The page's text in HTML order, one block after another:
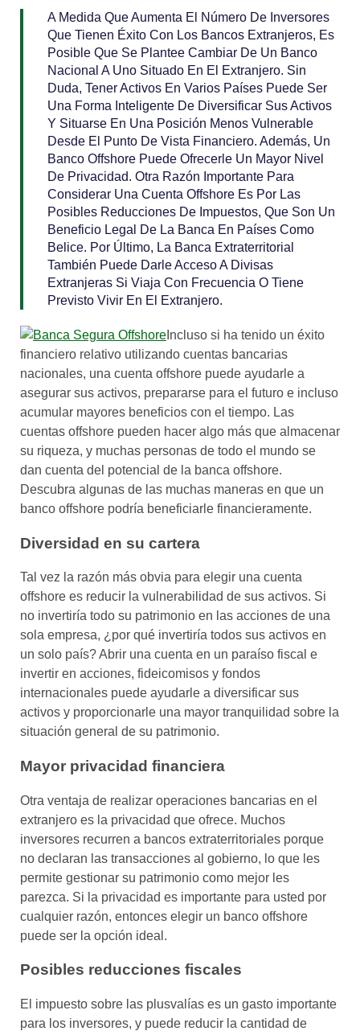
A Medida Que Aumenta El Número De Inversores
Que Tienen Éxito Con Los Bancos Extranjeros, Es
Posible Que Se Plantee Cambiar De Un Banco
Nacional A Uno Situado En El Extranjero. Sin
Duda, Tener Activos En Varios Países Puede Ser
Una Forma Inteligente De Diversificar Sus Activos
Y Situarse En Una Posición Menos Vulnerable
Desde El Punto De Vista Financiero. Además, Un
Banco Offshore Puede Ofrecerle Un Mayor Nivel
De Privacidad. Otra Razón Importante Para
Considerar Una Cuenta Offshore Es Por Las
Posibles Reducciones De Impuestos, Que Son Un
Beneficio Legal De La Banca En Países Como
Belice. Por Último, La Banca Extraterritorial
También Puede Darle Acceso A Divisas
Extranjeras Si Viaja Con Frecuencia O Tiene
Previsto Vivir En El Extranjero.
Incluso si ha tenido un éxito
financiero relativo utilizando cuentas bancarias
nacionales, una cuenta offshore puede ayudarle a
asegurar sus activos, prepararse para el futuro e incluso
acumular mayores beneficios con el tiempo. Las
cuentas offshore pueden hacer algo más que almacenar
su riqueza, y muchas personas de todo el mundo se
dan cuenta del potencial de la banca offshore.
Descubra algunas de las muchas maneras en que un
banco offshore podría beneficiarle financieramente.
Diversidad en su cartera
Tal vez la razón más obvia para elegir una cuenta
offshore es reducir la vulnerabilidad de sus activos. Si
no invertiría todo su patrimonio en las acciones de una
sola empresa, ¿por qué invertiría todos sus activos en
un solo país? Abrir una cuenta en un paraíso fiscal e
invertir en acciones, fideicomisos y fondos
internacionales puede ayudarle a diversificar sus
activos y proporcionarle una mayor tranquilidad sobre la
situación general de su patrimonio.
Mayor privacidad financiera
Otra ventaja de realizar operaciones bancarias en el
extranjero es la privacidad que ofrece. Muchos
inversores recurren a bancos extraterritoriales porque
no declaran las transacciones al gobierno, lo que les
permite gestionar su patrimonio como mejor les
parezca. Si la privacidad es importante para usted por
cualquier razón, entonces elegir un banco offshore
puede ser la opción ideal.
Posibles reducciones fiscales
El impuesto sobre las plusvalías es un gasto importante
para los inversores, y puede reducir la cantidad de